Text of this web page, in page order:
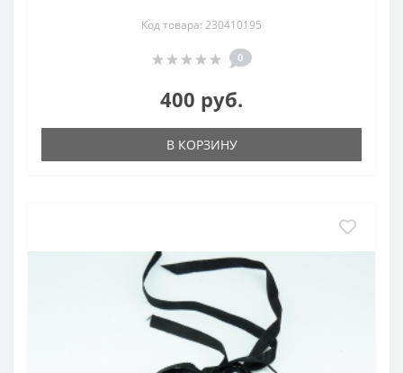
Код товара: 230410195
0
400 руб.
В КОРЗИНУ